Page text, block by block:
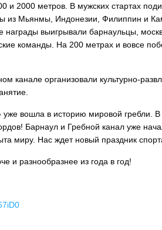
и 2000 метров. В мужских стартах
из Мьянмы, Индонезии, Филиппин и
награды выигрывали барнаульцы,
команды. На 200 метрах и вовсе
канале организовали культурно-
уже вошла в историю мировой гребли.
Барнаул и Гребной канал уже
миру. Нас ждет новый праздник
и разнообразнее из года в год!